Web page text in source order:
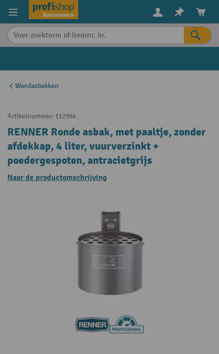
content
Wandasbakken
Artikelnummer: 112994
RENNER Ronde asbak, met paaltje, zonder
afdekkap, 4 liter, vuurverzinkt +
poedergespoten, antracietgrijs
Naar de productomschrijving